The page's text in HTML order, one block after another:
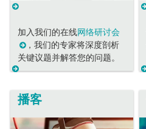
加入我们的在线网络研讨会
，我们的专家将深度剖析
关键议题并解答您的问题。
播客